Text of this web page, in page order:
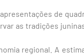
de
as tradições
regional. A